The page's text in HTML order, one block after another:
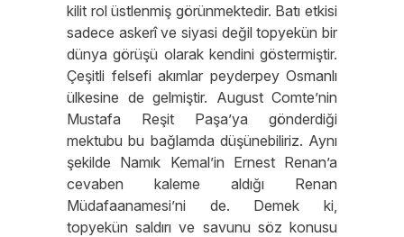
kilit rol üstlenmiş görünmektedir. Batı etkisi
sadece askerî ve siyasi değil topyekün bir
dünya görüşü olarak kendini göstermiştir.
Çeşitli felsefi akımlar peyderpey Osmanlı
ülkesine de gelmiştir. August Comte’nin
Mustafa Reşit Paşa’ya gönderdiği
mektubu bu bağlamda düşünebiliriz. Aynı
şekilde Namık Kemal’in Ernest Renan’a
cevaben kaleme aldığı Renan
Müdafaanamesi’ni de. Demek ki,
topyekün saldırı ve savunu söz konusu